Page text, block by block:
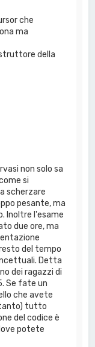
che
ma
della
non solo sa
si
scherzare
pesante, ma
Inoltre l'esame
due ore, ma
del tempo
Detta
dei ragazzi di
Se fate un
che avete
tanto) tutto
del codice è
potete